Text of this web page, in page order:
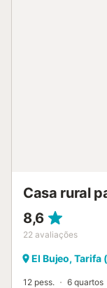
Casa rural
8,6
22 avaliações
El Bujeo, Tarifa
12 pess. 6 quartos